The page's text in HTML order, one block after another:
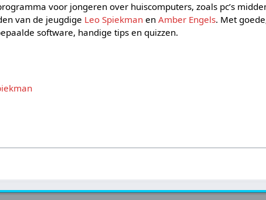
voor jongeren over huiscomputers, zoals pc’s
van de jeugdige Leo Spiekman enAmber Engels. Met
software, handige tips en quizzen.